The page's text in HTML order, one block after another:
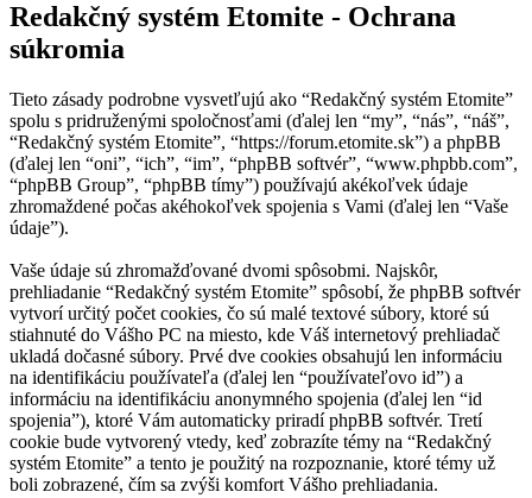
Redakčný systém Etomite - Ochrana
súkromia
Tieto zásady podrobne vysvetľujú ako “Redakčný systém Etomite”
spolu s pridruženými spoločnosťami (ďalej len “my”, “nás”, “náš”,
“Redakčný systém Etomite”, “https://forum.etomite.sk”) a phpBB
(ďalej len “oni”, “ich”, “im”, “phpBB softvér”, “www.phpbb.com”,
“phpBB Group”, “phpBB tímy”) používajú akékoľvek údaje
zhromaždené počas akéhokoľvek spojenia s Vami (ďalej len “Vaše
údaje”).
Vaše údaje sú zhromažďované dvomi spôsobmi. Najskôr,
prehliadanie “Redakčný systém Etomite” spôsobí, že phpBB softvér
vytvorí určitý počet cookies, čo sú malé textové súbory, ktoré sú
stiahnuté do Vášho PC na miesto, kde Váš internetový prehliadač
ukladá dočasné súbory. Prvé dve cookies obsahujú len informáciu
na identifikáciu používateľa (ďalej len “používateľovo id”) a
informáciu na identifikáciu anonymného spojenia (ďalej len “id
spojenia”), ktoré Vám automaticky priradí phpBB softvér. Tretí
cookie bude vytvorený vtedy, keď zobrazíte témy na “Redakčný
systém Etomite” a tento je použitý na rozpoznanie, ktoré témy už
boli zobrazené, čím sa zvýši komfort Vášho prehliadania.